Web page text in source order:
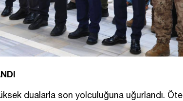
dualarla son yolculuğuna uğurlandı. Öte